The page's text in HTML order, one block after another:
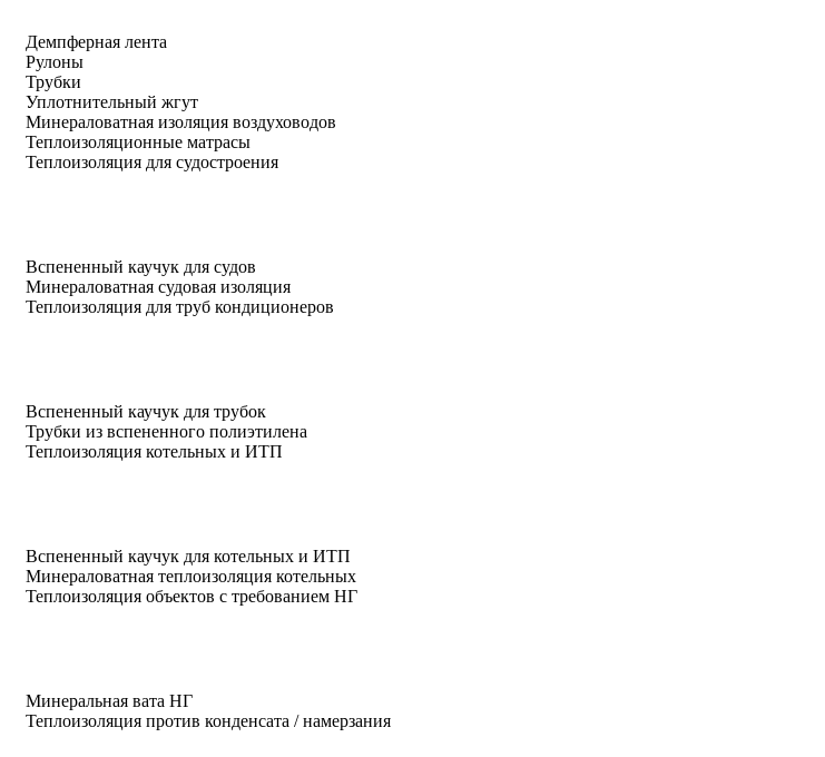
Демпферная лента
Рулоны
Трубки
Уплотнительный жгут
Минераловатная изоляция воздуховодов
Теплоизоляционные матрасы
Теплоизоляция для судостроения
Вспененный каучук для судов
Минераловатная судовая изоляция
Теплоизоляция для труб кондиционеров
Вспененный каучук для трубок
Трубки из вспененного полиэтилена
Теплоизоляция котельных и ИТП
Вспененный каучук для котельных и ИТП
Минераловатная теплоизоляция котельных
Теплоизоляция объектов с требованием НГ
Минеральная вата НГ
Теплоизоляция против конденсата / намерзания